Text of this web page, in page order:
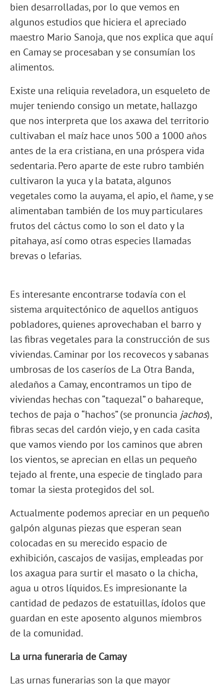
bien desarrolladas, por lo que vemos en
algunos estudios que hiciera el apreciado
maestro Mario Sanoja, que nos explica que aquí
en Camay se procesaban y se consumían los
alimentos.
Existe una reliquia reveladora, un esqueleto de
mujer teniendo consigo un metate, hallazgo
que nos interpreta que los axawa del territorio
cultivaban el maíz hace unos 500 a 1000 años
antes de la era cristiana, en una próspera vida
sedentaria. Pero aparte de este rubro también
cultivaron la yuca y la batata, algunos
vegetales como la auyama, el apio, el ñame, y se
alimentaban también de los muy particulares
frutos del cáctus como lo son el dato y la
pitahaya, así como otras especies llamadas
brevas o lefarias.
Es interesante encontrarse todavía con el
sistema arquitectónico de aquellos antiguos
pobladores, quienes aprovechaban el barro y
las fibras vegetales para la construcción de sus
viviendas. Caminar por los recovecos y sabanas
umbrosas de los caseríos de La Otra Banda,
aledaños a Camay, encontramos un tipo de
viviendas hechas con “taquezal” o bahareque,
techos de paja o “hachos” (se pronuncia jachos),
fibras secas del cardón viejo, y en cada casita
que vamos viendo por los caminos que abren
los vientos, se aprecian en ellas un pequeño
tejado al frente, una especie de tinglado para
tomar la siesta protegidos del sol.
Actualmente podemos apreciar en un pequeño
galpón algunas piezas que esperan sean
colocadas en su merecido espacio de
exhibición, cascajos de vasijas, empleadas por
los axagua para surtir el masato o la chicha,
agua u otros líquidos. Es impresionante la
cantidad de pedazos de estatuillas, ídolos que
guardan en este aposento algunos miembros
de la comunidad.
La urna funeraria de Camay
Las urnas funerarias son la que mayor